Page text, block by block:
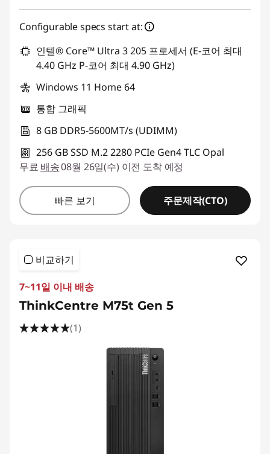
Configurable specs start at:
인텔® Core™ Ultra 3 205 프로세서 (E-코어 최대
4.40 GHz P-코어 최대 4.90 GHz)
Windows 11 Home 64
통합 그래픽
8 GB DDR5-5600MT/s (UDIMM)
256 GB SSD M.2 2280 PCIe Gen4 TLC Opal
무료 배송08월 26일(수) 이전 도착 예정
빠른 보기 주문제작(CTO)
비교하기
7~11일 이내 배송
ThinkCentre M75t Gen 5
(1)